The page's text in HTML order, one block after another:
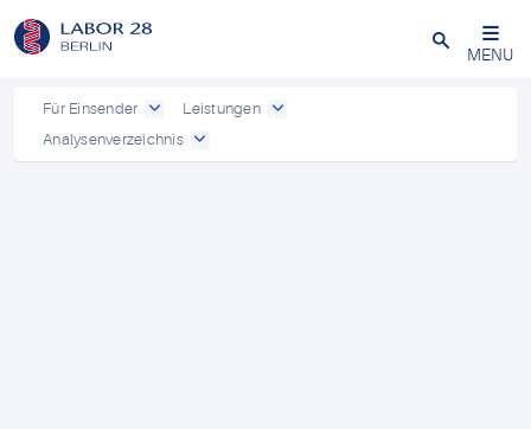
Schließen
MENU
Für Einsender
Leistungen
Analysenverzeichnis